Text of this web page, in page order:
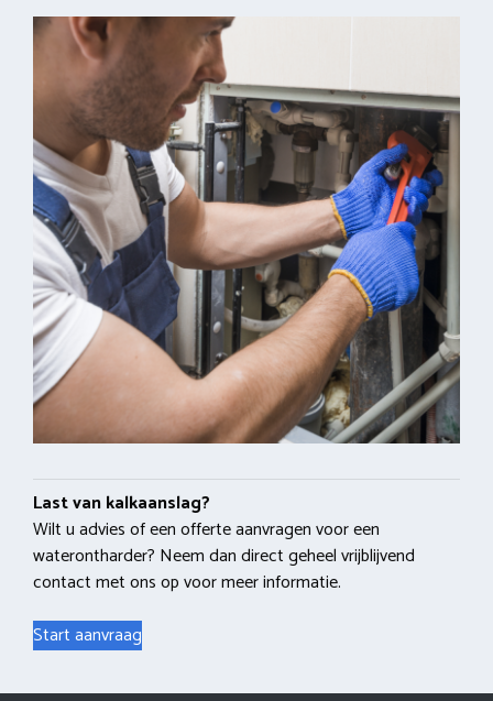
Last van kalkaanslag?
Wilt u advies of een offerte aanvragen voor een
waterontharder? Neem dan direct geheel vrijblijvend
contact met ons op voor meer informatie.
Start aanvraag